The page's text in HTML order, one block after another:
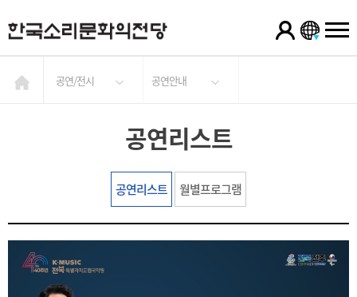
공연/전시 공연안내
공연리스트
공연리스트 월별프로그램